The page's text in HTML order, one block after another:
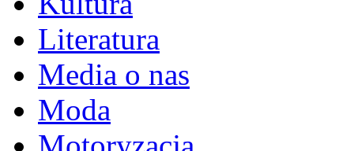
Literatura
Media o nas
Moda